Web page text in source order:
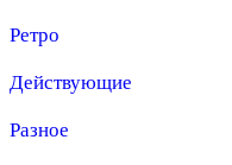
Ретро
Действующие
Разное